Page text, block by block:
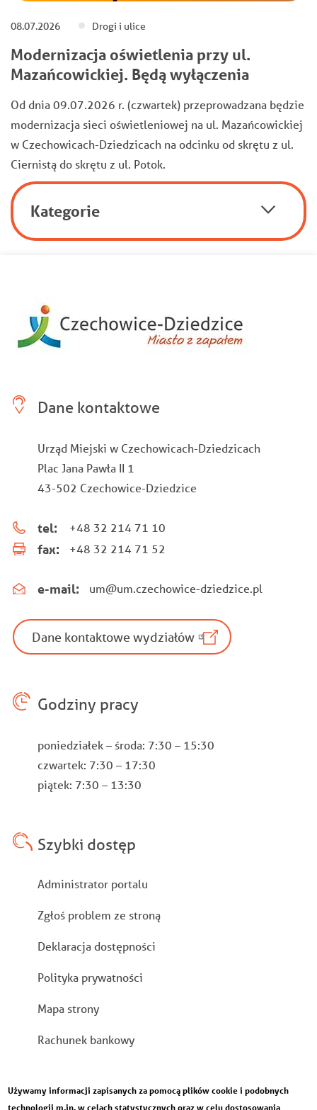
08.07.2026 Drogi i ulice
Modernizacja oświetlenia przy ul.
Mazańcowickiej. Będą wyłączenia
Od dnia 09.07.2026 r. (czwartek) przeprowadzana będzie
modernizacja sieci oświetleniowej na ul. Mazańcowickiej
w Czechowicach-Dziedzicach na odcinku od skrętu z ul.
Ciernistą do skrętu z ul. Potok.
Kategorie
Dane kontaktowe
Urząd Miejski w Czechowicach-Dziedzicach
Plac Jana Pawła II 1
43-502 Czechowice-Dziedzice
tel: +48 32 214 71 10
fax: +48 32 214 71 52
e-mail: um@um.czechowice-dziedzice.pl
Dane kontaktowe wydziałów
Godziny pracy
poniedziałek – środa: 7:30 – 15:30
czwartek: 7:30 – 17:30
piątek: 7:30 – 13:30
Szybki dostęp
Stopka
Administrator portalu
Zgłoś problem ze stroną
Deklaracja dostępności
Polityka prywatności
Mapa strony
Rachunek bankowy
Używamy informacji zapisanych za pomocą plików cookie i podobnych
technologii m.in. w celach statystycznych oraz w celu dostosowania